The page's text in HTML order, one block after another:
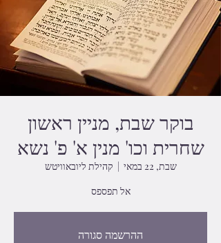
בוקר שבת, מניין ראשון
שחרית וכו' מנין א' פ' נשא
שבת, 22 במאי
  |
קהילת ליובאוויטש
אל תפספס
ההרשמה סגורה